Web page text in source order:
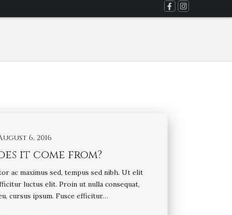
6, 2016
it come from?
ac maximus sed, tempus sed nibh. Ut elit
luctus elit. Proin ut nulla consequat,
cursus ipsum. Fusce efficitur…